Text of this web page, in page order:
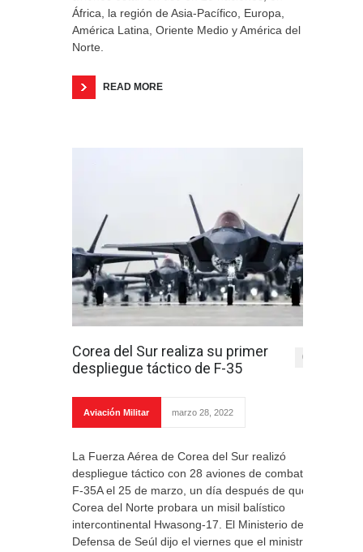
África, la región de Asia-Pacífico, Europa,
América Latina, Oriente Medio y América del
Norte.
READ MORE
Corea del Sur realiza su primer
despliegue táctico de F-35
0
Aviación Militar marzo 28, 2022
La Fuerza Aérea de Corea del Sur realizó
despliegue táctico con 28 aviones de combate
F-35A el 25 de marzo, un día después de que
Corea del Norte probara un misil balístico
intercontinental Hwasong-17. El Ministerio de
Defensa de Seúl dijo el viernes que el ministro